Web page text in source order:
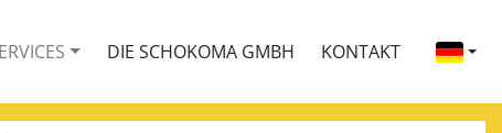
SERVICES DIE SCHOKOMA GMBH KONTAKT